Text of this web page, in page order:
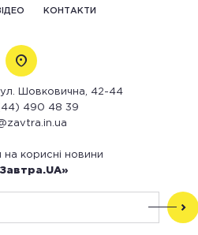
КОНТАКТИ
Шовковична, 42-44
490 48 39
на корисні новини